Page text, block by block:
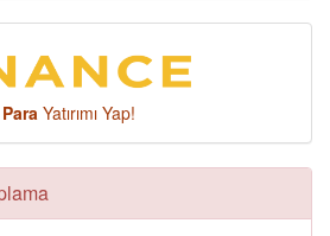
Yatırımı Yap!